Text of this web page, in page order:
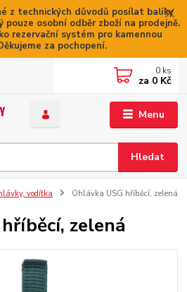
z technických důvodů posílat balíky
pouze osobní odběr zboží na prodejně.
rezervační systém pro kamennou
za pochopení.
Menu
Hledat
0 ks
za 0 Kč
vodítka Ohlávka USG hříběcí, zelená
zelená